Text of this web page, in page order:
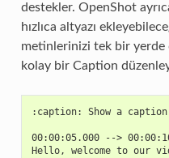
destekler. OpenShot
hızlıca altyazı
metinlerinizi tek bir yerde
kolay bir Caption
:caption: Show a
00:00:05.000 -->
Hello, welcome to our